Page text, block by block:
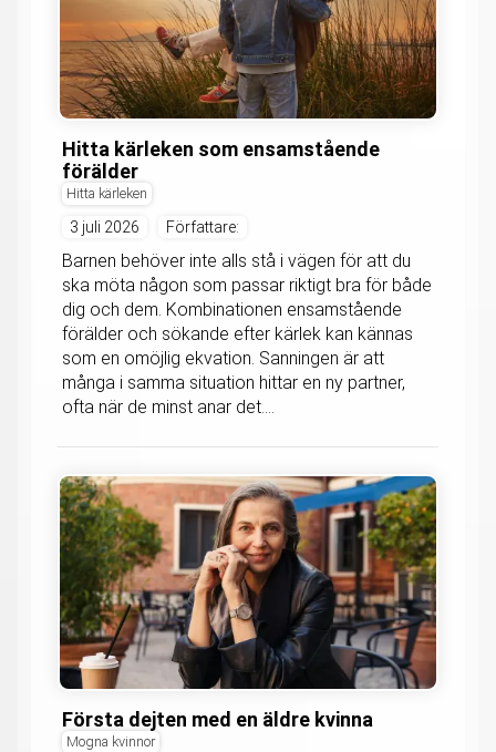
Hitta kärleken som ensamstående
förälder
Hitta kärleken
3 juli 2026 Författare:
Barnen behöver inte alls stå i vägen för att du
ska möta någon som passar riktigt bra för både
dig och dem. Kombinationen ensamstående
förälder och sökande efter kärlek kan kännas
som en omöjlig ekvation. Sanningen är att
många i samma situation hittar en ny partner,
ofta när de minst anar det....
Första dejten med en äldre kvinna
Mogna kvinnor